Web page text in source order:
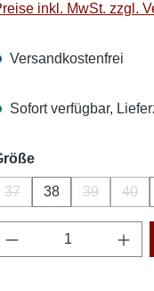
inkl. MwSt. zzgl.
Versandkostenfrei
Sofort verfügbar,
auswählen
37
(Diese Option ist zurzeit
38 39
(Diese
40
Produkt